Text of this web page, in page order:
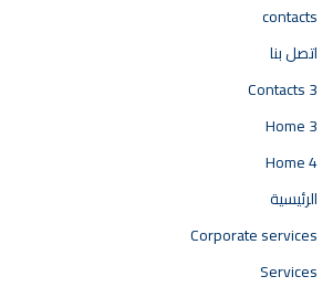
contacts
اتصل بنا
Contacts 3
Home 3
Home 4
الرئيسية
Corporate services
Services